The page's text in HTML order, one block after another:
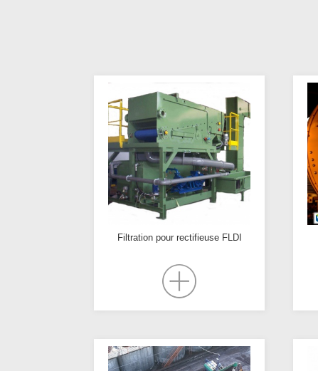
Filtration pour rectifieuse FLDI